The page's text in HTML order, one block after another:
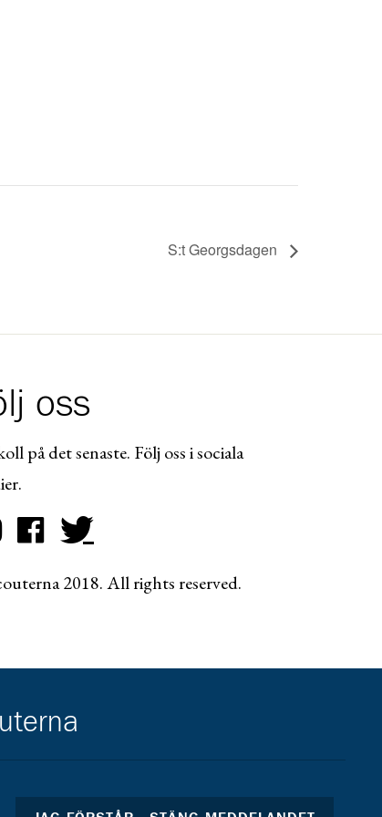
S:t Georgsdagen
oss
på det senaste. Följ oss i sociala
2018. All rights reserved.